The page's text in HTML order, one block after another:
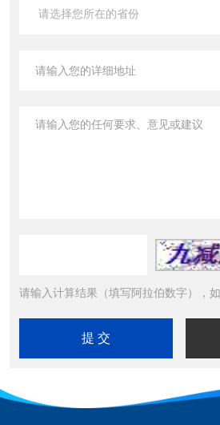
请输入计算结果（填写阿拉伯数字），